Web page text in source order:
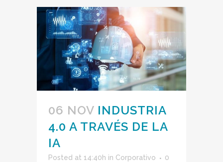
06 NOV INDUSTRIA
4.0 A TRAVÉS DE LA
IA
Posted at 14:40h in Corporativo
0